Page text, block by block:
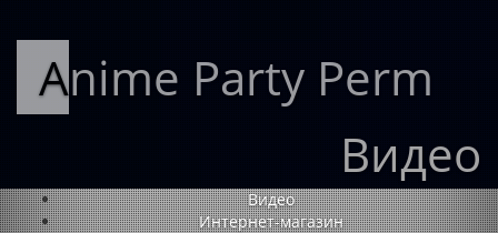
Anime Party Perm
Видео
Видео
Интернет-магазин